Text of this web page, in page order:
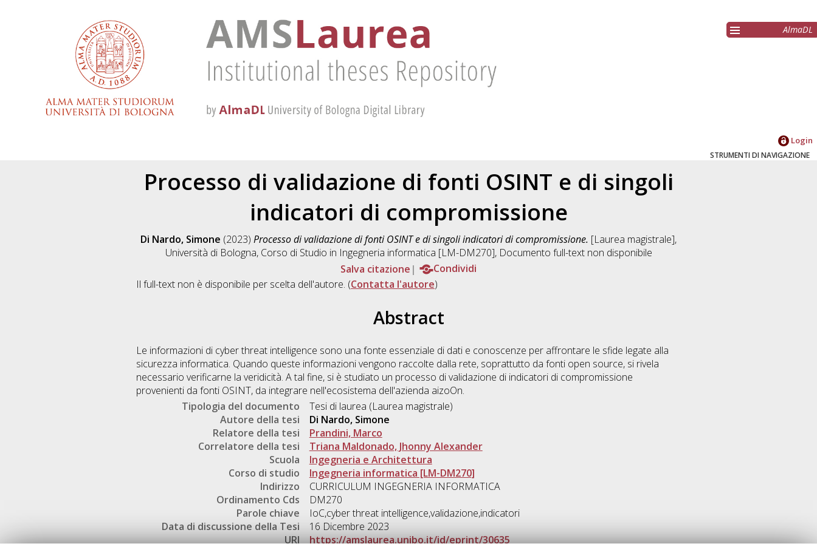
AlmaDL
Login
STRUMENTI DI NAVIGAZIONE
Processo di validazione di fonti OSINT e di singoli
indicatori di compromissione
Di Nardo, Simone (2023) Processo di validazione di fonti OSINT e di singoli indicatori di compromissione. [Laurea magistrale],
Università di Bologna, Corso di Studio in Ingegneria informatica [LM-DM270], Documento full-text non disponibile
Salva citazione
Condividi
Il full-text non è disponibile per scelta dell'autore. (Contatta l'autore)
Abstract
Le informazioni di cyber threat intelligence sono una fonte essenziale di dati e conoscenze per affrontare le sfide legate alla
sicurezza informatica. Quando queste informazioni vengono raccolte dalla rete, soprattutto da fonti open source, si rivela
necessario verificarne la veridicità. A tal fine, si è studiato un processo di validazione di indicatori di compromissione
provenienti da fonti OSINT, da integrare nell'ecosistema dell'azienda aizoOn.
Tipologia del documento
Tesi di laurea (Laurea magistrale)
Autore della tesi
Di Nardo, Simone
Relatore della tesi
Prandini, Marco
Correlatore della tesi
Triana Maldonado, Jhonny Alexander
Scuola
Ingegneria e Architettura
Corso di studio
Ingegneria informatica [LM-DM270]
Indirizzo
CURRICULUM INGEGNERIA INFORMATICA
Ordinamento Cds
DM270
Parole chiave
IoC,cyber threat intelligence,validazione,indicatori
Data di discussione della Tesi
16 Dicembre 2023
URI
https://amslaurea.unibo.it/id/eprint/30635